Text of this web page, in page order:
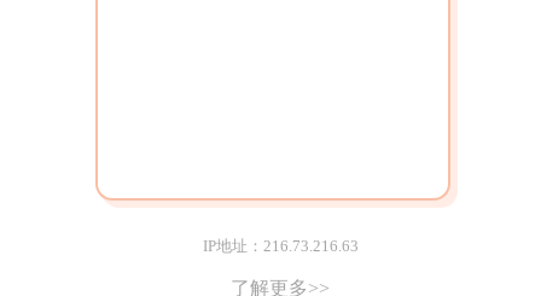
IP地址：216.73.216.63
了解更多>>